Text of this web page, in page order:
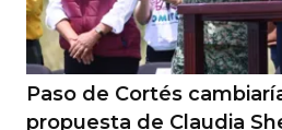
Paso de Cortés
propuesta de Claudia